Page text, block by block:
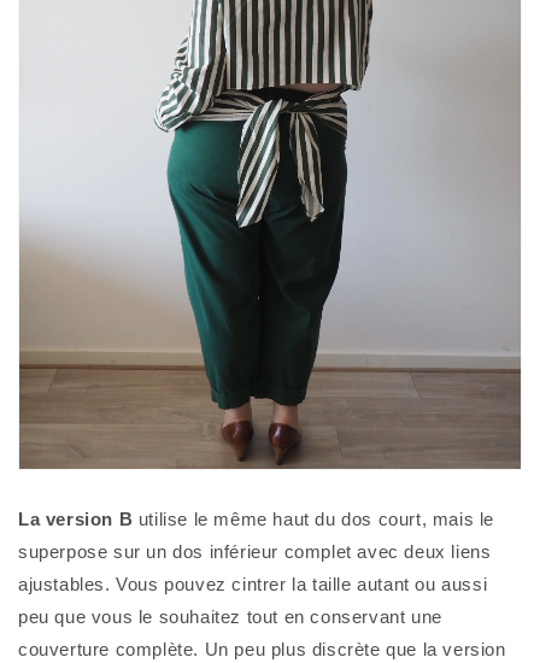
La version B utilise le même haut du dos court, mais le
superpose sur un dos inférieur complet avec deux liens
ajustables. Vous pouvez cintrer la taille autant ou aussi
peu que vous le souhaitez tout en conservant une
couverture complète. Un peu plus discrète que la version